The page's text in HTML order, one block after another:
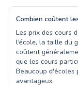
Combien coûtent
Les prix des cours
l'école, la taille du
coûtent
que les cours
Beaucoup
avantageux.